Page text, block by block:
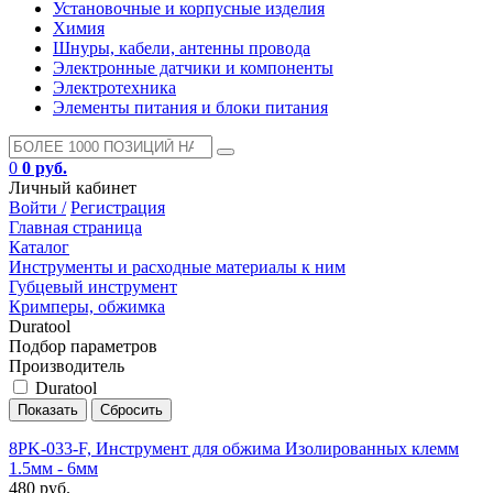
Установочные и корпусные изделия
Химия
Шнуры, кабели, антенны провода
Электронные датчики и компоненты
Электротехника
Элементы питания и блоки питания
0 0 руб.
Личный кабинет
Войти / Регистрация
Главная страница
Каталог
Инструменты и расходные материалы к ним
Губцевый инструмент
Кримперы, обжимка
Duratool
Подбор параметров
Производитель
Duratool
8PK-033-F, Инструмент для обжима Изолированных клемм
1.5мм - 6мм
480 руб.